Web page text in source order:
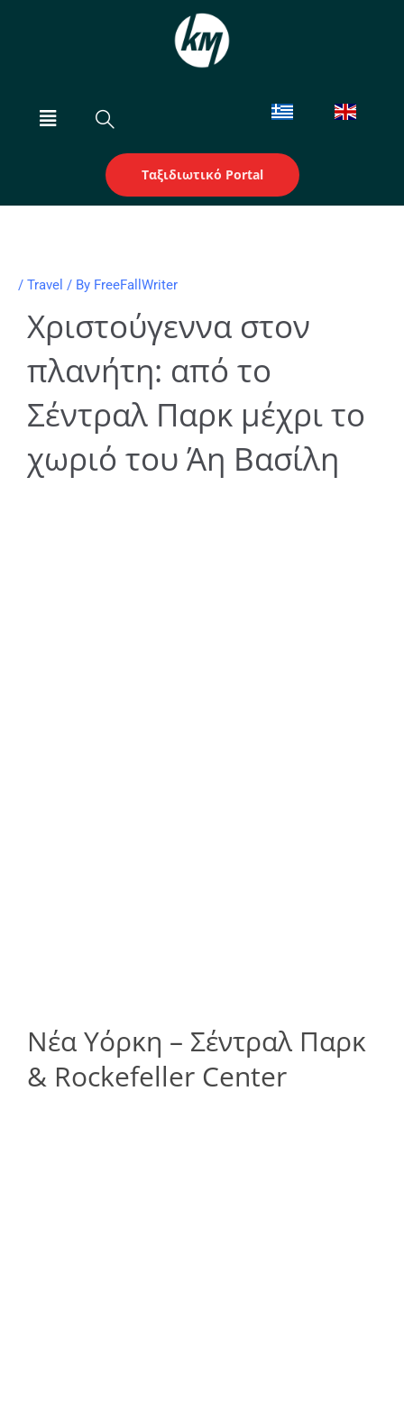
Menu
Ταξιδιωτικό Portal
/ Travel / By FreeFallWriter
Χριστούγεννα στον
πλανήτη: από το
Σέντραλ Παρκ μέχρι το
χωριό του Άη Βασίλη
Νέα Υόρκη – Σέντραλ Παρκ
& Rockefeller Center